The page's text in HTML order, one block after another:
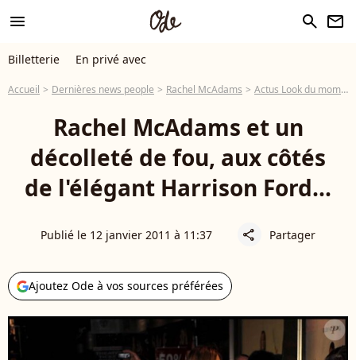
menu search newsletter
Billetterie En privé avec
Accueil Dernières news people Rachel McAdams Actus Look du moment
Rachel McAdams et un
décolleté de fou, aux côtés
de l'élégant Harrison Ford...
Publié le 12 janvier 2011 à 11:37 share Partager
Ajoutez Ode à vos sources préférées